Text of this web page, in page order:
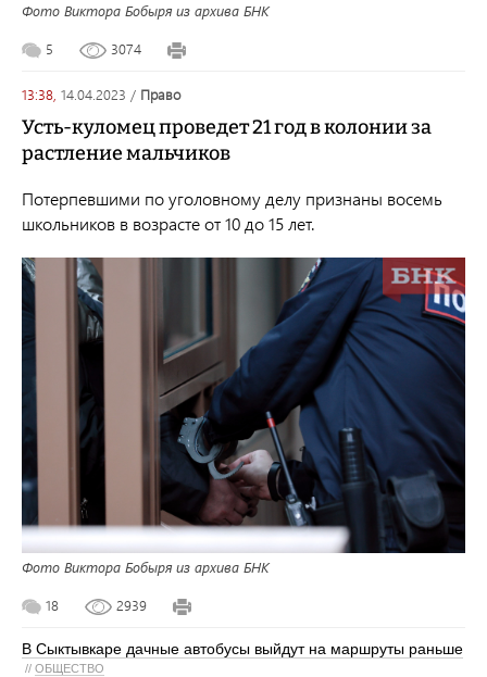
Фото Виктора Бобыря из архива БНК
5 3074
13:38, 14.04.2023 / право
Усть-куломец проведет 21 год в колонии за
растление мальчиков
Потерпевшими по уголовному делу признаны восемь
школьников в возрасте от 10 до 15 лет.
Фото Виктора Бобыря из архива БНК
18 2939
В Сыктывкаре дачные автобусы выйдут на маршруты раньше
// ОБЩЕСТВО